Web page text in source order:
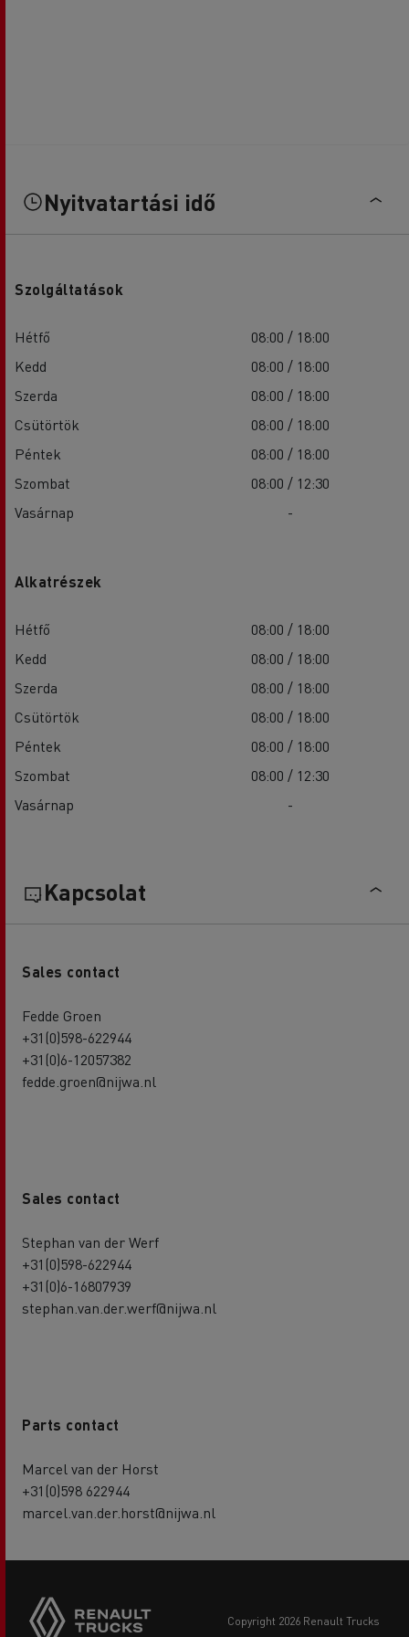
Nyitvatartási idő
Szolgáltatások
Hétfő
08:00 / 18:00
Kedd
08:00 / 18:00
Szerda
08:00 / 18:00
Csütörtök
08:00 / 18:00
Péntek
08:00 / 18:00
Szombat
08:00 / 12:30
Vasárnap
-
Alkatrészek
Hétfő
08:00 / 18:00
Kedd
08:00 / 18:00
Szerda
08:00 / 18:00
Csütörtök
08:00 / 18:00
Péntek
08:00 / 18:00
Szombat
08:00 / 12:30
Vasárnap
-
Kapcsolat
Sales contact
Fedde Groen
+31(0)598-622944
+31(0)6-12057382
fedde.groen@nijwa.nl
Sales contact
Stephan van der Werf
+31(0)598-622944
+31(0)6-16807939
stephan.van.der.werf@nijwa.nl
Parts contact
Marcel van der Horst
+31(0)598 622944
marcel.van.der.horst@nijwa.nl
copyright 2026 Renault Trucks